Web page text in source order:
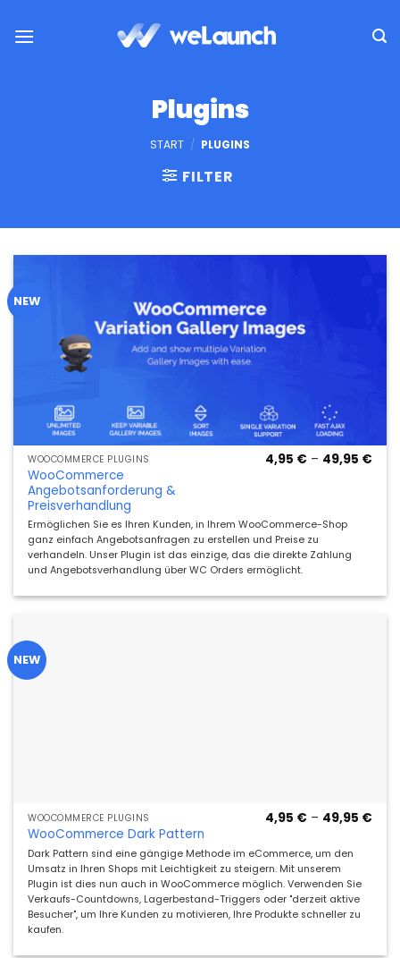
Inhalt
Plugins
START / PLUGINS
FILTER
NEW
WOOCOMMERCE PLUGINS
WooCommerce
Angebotsanforderung &
Preisverhandlung
4,95 € – 49,95 €
Ermöglichen Sie es Ihren Kunden, in Ihrem WooCommerce-Shop
ganz einfach Angebotsanfragen zu erstellen und Preise zu
verhandeln. Unser Plugin ist das einzige, das die direkte Zahlung
und Angebotsverhandlung über WC Orders ermöglicht.
NEW
WOOCOMMERCE PLUGINS
WooCommerce Dark Pattern
4,95 € – 49,95 €
Dark Pattern sind eine gängige Methode im eCommerce, um den
Umsatz in Ihren Shops mit Leichtigkeit zu steigern. Mit unserem
Plugin ist dies nun auch in WooCommerce möglich. Verwenden Sie
Verkaufs-Countdowns, Lagerbestand-Triggers oder "derzeit aktive
Besucher", um Ihre Kunden zu motivieren, Ihre Produkte schneller zu
kaufen.